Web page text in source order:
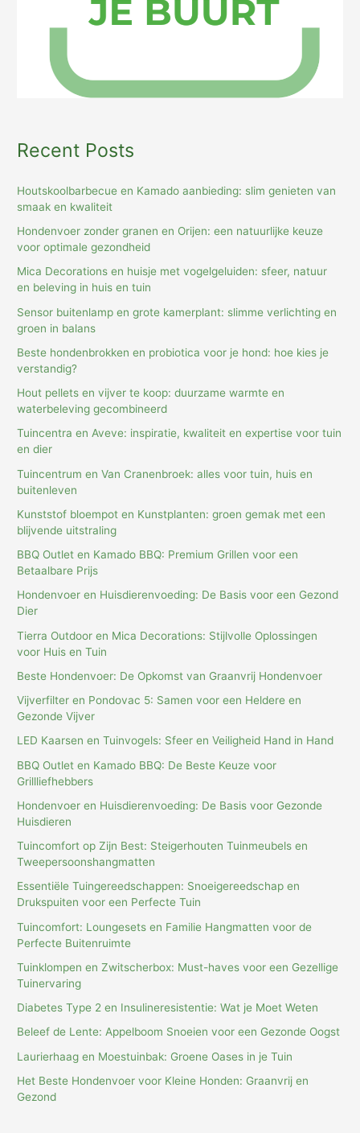
Recent Posts
Houtskoolbarbecue en Kamado aanbieding: slim genieten van
smaak en kwaliteit
Hondenvoer zonder granen en Orijen: een natuurlijke keuze
voor optimale gezondheid
Mica Decorations en huisje met vogelgeluiden: sfeer, natuur
en beleving in huis en tuin
Sensor buitenlamp en grote kamerplant: slimme verlichting en
groen in balans
Beste hondenbrokken en probiotica voor je hond: hoe kies je
verstandig?
Hout pellets en vijver te koop: duurzame warmte en
waterbeleving gecombineerd
Tuincentra en Aveve: inspiratie, kwaliteit en expertise voor tuin
en dier
Tuincentrum en Van Cranenbroek: alles voor tuin, huis en
buitenleven
Kunststof bloempot en Kunstplanten: groen gemak met een
blijvende uitstraling
BBQ Outlet en Kamado BBQ: Premium Grillen voor een
Betaalbare Prijs
Hondenvoer en Huisdierenvoeding: De Basis voor een Gezond
Dier
Tierra Outdoor en Mica Decorations: Stijlvolle Oplossingen
voor Huis en Tuin
Beste Hondenvoer: De Opkomst van Graanvrij Hondenvoer
Vijverfilter en Pondovac 5: Samen voor een Heldere en
Gezonde Vijver
LED Kaarsen en Tuinvogels: Sfeer en Veiligheid Hand in Hand
BBQ Outlet en Kamado BBQ: De Beste Keuze voor
Grillliefhebbers
Hondenvoer en Huisdierenvoeding: De Basis voor Gezonde
Huisdieren
Tuincomfort op Zijn Best: Steigerhouten Tuinmeubels en
Tweepersoonshangmatten
Essentiële Tuingereedschappen: Snoeigereedschap en
Drukspuiten voor een Perfecte Tuin
Tuincomfort: Loungesets en Familie Hangmatten voor de
Perfecte Buitenruimte
Tuinklompen en Zwitscherbox: Must-haves voor een Gezellige
Tuinervaring
Diabetes Type 2 en Insulineresistentie: Wat je Moet Weten
Beleef de Lente: Appelboom Snoeien voor een Gezonde Oogst
Laurierhaag en Moestuinbak: Groene Oases in je Tuin
Het Beste Hondenvoer voor Kleine Honden: Graanvrij en
Gezond